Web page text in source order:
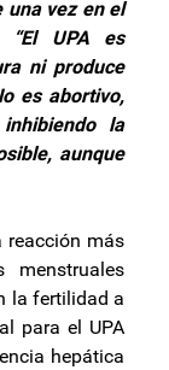
una vez en el
“El UPA es
ni produce
es abortivo,
la
aunque
reacción más
menstruales
la fertilidad a
para el UPA
hepática